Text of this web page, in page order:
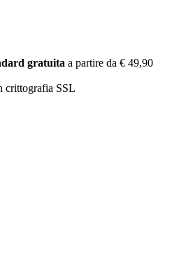
gratuita a partire da € 49,90
crittografia SSL